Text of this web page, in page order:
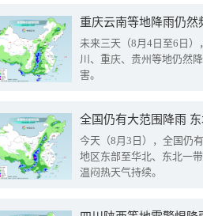
重庆云南等地降雨仍然
未来三天（8月4日至6日
川、重庆、贵州等地仍然
害。
全国仍有大范围降雨
今天（8月3日），全国仍
地区东部至华北、东北一
温闷热天气持续。